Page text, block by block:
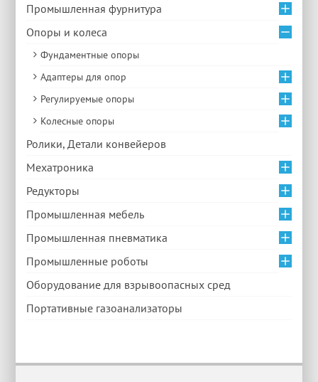
Промышленная фурнитура
Опоры и колеса
Фундаментные опоры
Адаптеры для опор
Регулируемые опоры
Колесные опоры
Ролики, Детали конвейеров
Мехатроника
Редукторы
Промышленная мебель
Промышленная пневматика
Промышленные роботы
Оборудование для взрывоопасных сред
Портативные газоанализаторы